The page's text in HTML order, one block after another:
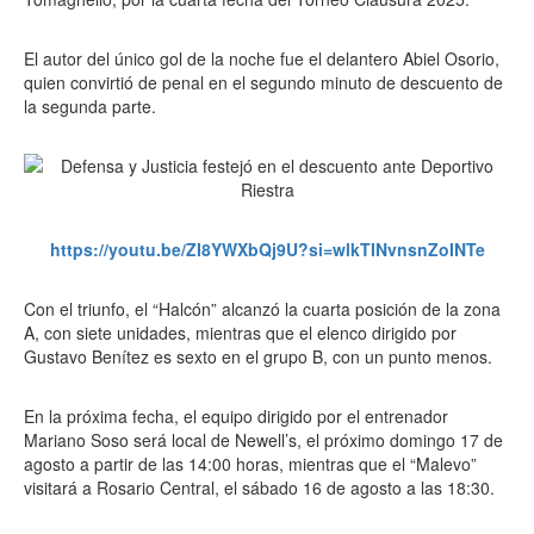
El autor del único gol de la noche fue el delantero Abiel Osorio,
quien convirtió de penal en el segundo minuto de descuento de
la segunda parte.
https://youtu.be/ZI8YWXbQj9U?si=wlkTINvnsnZoINTe
Con el triunfo, el “Halcón” alcanzó la cuarta posición de la zona
A, con siete unidades, mientras que el elenco dirigido por
Gustavo Benítez es sexto en el grupo B, con un punto menos.
En la próxima fecha, el equipo dirigido por el entrenador
Mariano Soso será local de Newell’s, el próximo domingo 17 de
agosto a partir de las 14:00 horas, mientras que el “Malevo”
visitará a Rosario Central, el sábado 16 de agosto a las 18:30.